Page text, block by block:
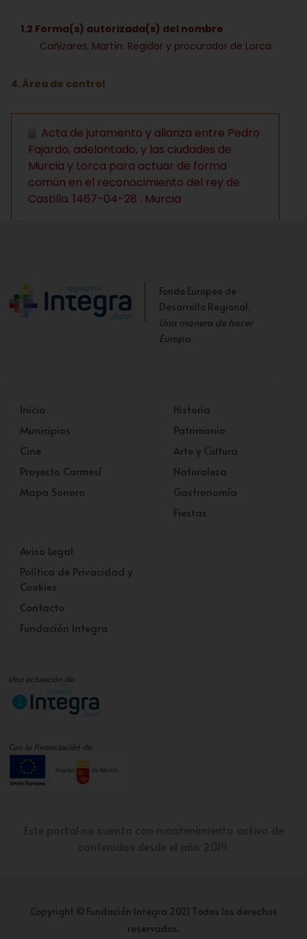
1.2 Forma(s) autorizada(s) del nombre
Cañizares, Martín. Regidor y procurador de Lorca
4. Área de control
Acta de juramento y alianza entre Pedro
Fajardo, adelantado, y las ciudades de
Murcia y Lorca para actuar de forma
común en el reconocimiento del rey de
Castilla. 1467-04-28 . Murcia
Fondo Europeo de
Desarrollo Regional.
Una manera de hacer
Europa.
Inicio
Municipios
Cine
Proyecto Carmesí
Mapa Sonoro
Historia
Patrimonio
Arte y Cultura
Naturaleza
Gastronomía
Fiestas
Aviso Legal
Política de Privacidad y
Cookies
Contacto
Fundación Integra
Una actuación de:
Con la financiación de:
Copyright © Fundación Integra 2021 Todos los derechos
reservados.